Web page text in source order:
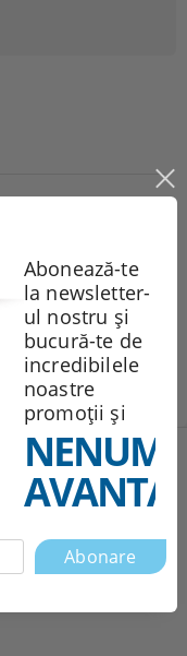
Abonează-te
la newsletter-
ul nostru și
bucură-te de
incredibilele
noastre
promoții și